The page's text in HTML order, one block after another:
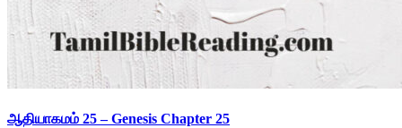
ஆதியாகமம் 25 – Genesis Chapter 25